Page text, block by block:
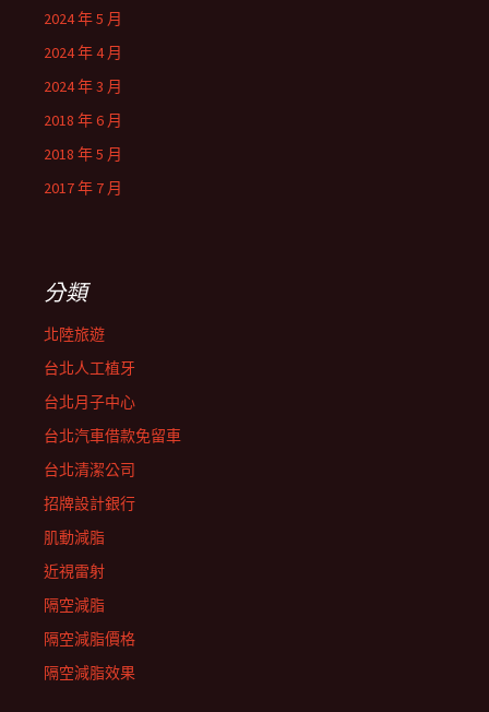
2024 年 5 月
2024 年 4 月
2024 年 3 月
2018 年 6 月
2018 年 5 月
2017 年 7 月
分類
北陸旅遊
台北人工植牙
台北月子中心
台北汽車借款免留車
台北清潔公司
招牌設計銀行
肌動減脂
近視雷射
隔空減脂
隔空減脂價格
隔空減脂效果